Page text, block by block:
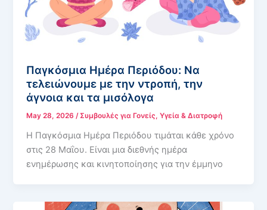
Παγκόσμια Ημέρα Περιόδου: Να
τελειώνουμε με την ντροπή, την
άγνοια και τα μισόλογα
May 28, 2026/Συμβουλές για Γονείς,Υγεία & Διατροφή
Η Παγκόσμια Ημέρα Περιόδου τιμάται κάθε χρόνο
στις 28 Μαΐου. Είναι μια διεθνής ημέρα
ενημέρωσης και κινητοποίησης για την έμμηνο